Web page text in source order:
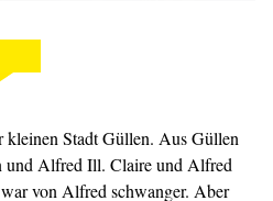
kleinen Stadt Güllen. Aus Güllen
und Alfred Ill. Claire und Alfred
von Alfred schwanger. Aber